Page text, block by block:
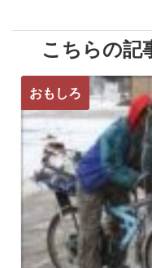
こちらの記
おもしろ